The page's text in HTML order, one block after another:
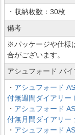
・収納枚数：30枚
備考
※パッケージや仕様
合がございます。
アシュフォード バ
・ アシュフォード
付無週間ダイアリー
・ アシュフォード
付無月間ダイアリー
・ アシュフォード